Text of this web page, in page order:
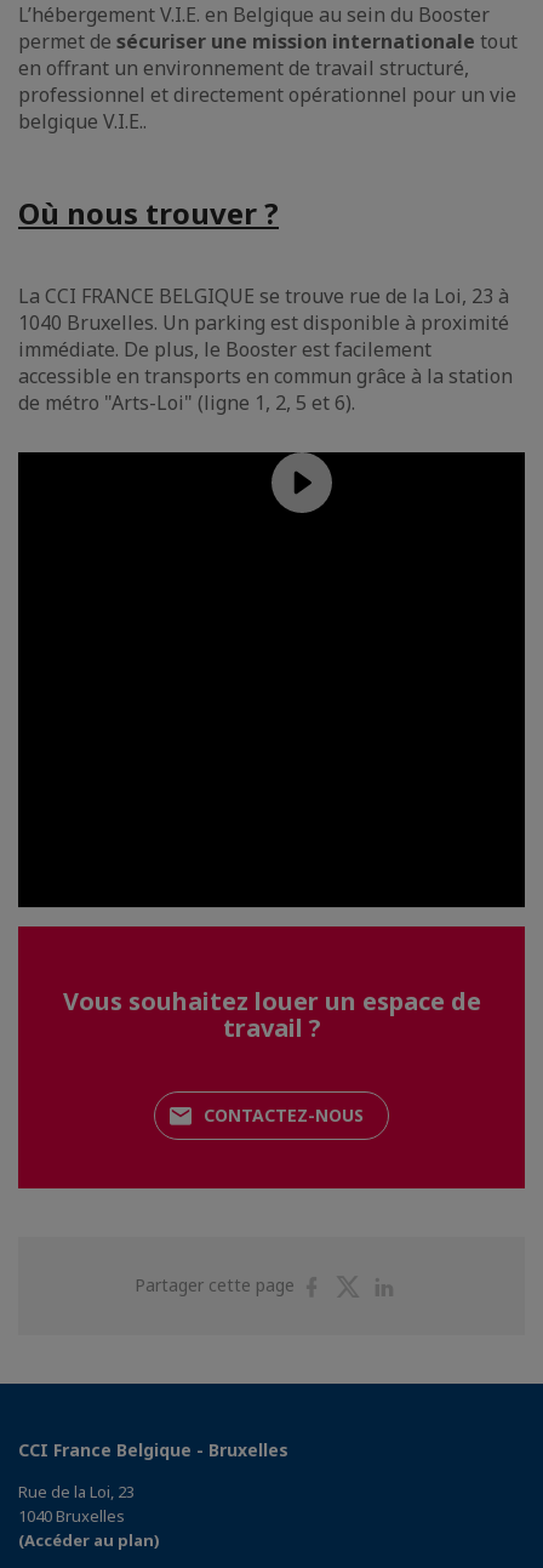
L’hébergement V.I.E. en Belgique au sein du Booster
permet de sécuriser une mission internationale tout
en offrant un environnement de travail structuré,
professionnel et directement opérationnel pour un vie
belgique V.I.E..
Où nous trouver ?
La CCI FRANCE BELGIQUE se trouve rue de la Loi, 23 à
1040 Bruxelles. Un parking est disponible à proximité
immédiate. De plus, le Booster est facilement
accessible en transports en commun grâce à la station
de métro "Arts-Loi" (ligne 1, 2, 5 et 6).
Vous souhaitez louer un espace de
travail ?
CONTACTEZ-NOUS
Partager cette page
PartagerPartager
CCI France Belgique - Bruxelles
Rue de la Loi, 23
1040 Bruxelles
(Accéder au plan)